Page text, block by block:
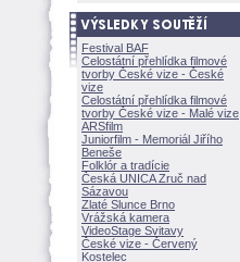
Festival BAF
Celostátní přehlídka filmové
tvorby České vize - České
vize
Celostátní přehlídka filmové
tvorby České vize - Malé vize
ARSfilm
Juniorfilm - Memoriál Jiřího
Beneše
Folklór a tradície
Česká UNICA Zruč nad
Sázavou
Zlaté Slunce Brno
Vrážská kamera
VideoStage Svitavy
České vize - Červený
Kostelec